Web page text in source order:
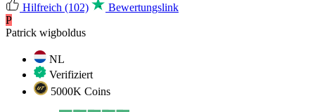
Hilfreich (102)
Bewertungslink
P
Patrick wigboldus
NL
Verifiziert
5000K Coins